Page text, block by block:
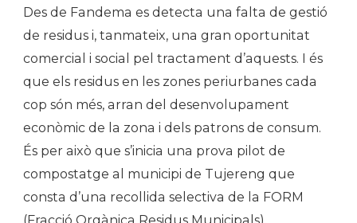
Des de Fandema es detecta una falta de gestió
de residus i, tanmateix, una gran oportunitat
comercial i social pel tractament d’aquests. I és
que els residus en les zones periurbanes cada
cop són més, arran del desenvolupament
econòmic de la zona i dels patrons de consum.
És per això que s’inicia una prova pilot de
compostatge al municipi de Tujereng que
consta d’una recollida selectiva de la FORM